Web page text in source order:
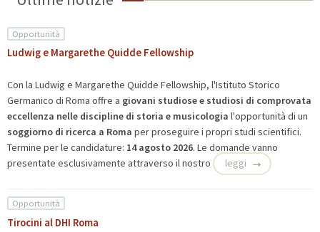
Opportunità
Ludwig e Margarethe Quidde Fellowship
Con la Ludwig e Margarethe Quidde Fellowship, l'Istituto Storico
Germanico di Roma offre a giovani studiose e studiosi di comprovata
eccellenza nelle discipline di storia e musicologia l'opportunità di un
soggiorno di ricerca a Roma per proseguire i propri studi scientifici.
Termine per le candidature: 14 agosto 2026. Le domande vanno
presentate esclusivamente attraverso il nostro
leggi
Opportunità
Tirocini al DHI Roma